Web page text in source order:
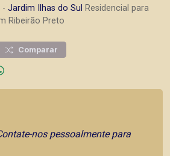
- Jardim Ilhas do Sul Residencial para
Ribeirão Preto
Comparar
nos pessoalmente para